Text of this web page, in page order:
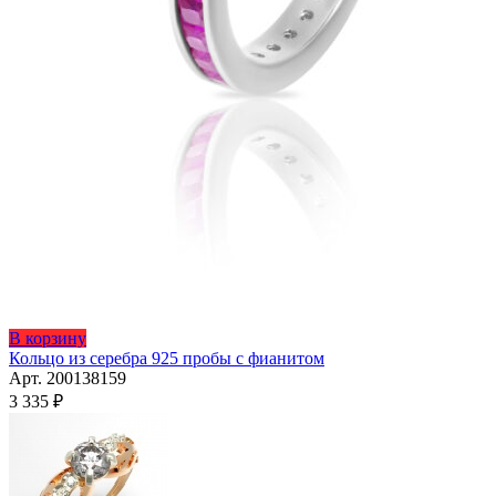
В корзинуЭтот
товар
имеет
Опции
можно
выбрать
Кольцо из серебра 925 пробы с фианитом
Арт. 200138159
3 335 ₽